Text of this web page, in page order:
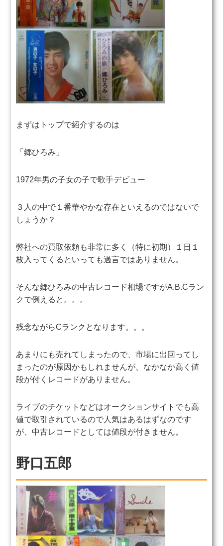
まずはトップで紹介するのは
「郷ひろみ」
1972年男の子女の子で歌手デビュー
３人の中で１番華やかな存在といえるのではないで
しょうか？
弊社への買取依頼も非常に多く（特に初期）１日１
枚入ってくるといっても過言ではありません。
そんな郷ひろみの中古レコード相場ですがA.B.Cラン
クで例えると。。。
残念ながらCランクとなります。。。
あまりにも売れてしまったので、市場に出回ってし
まったのが原因かもしれませんが、なかなか高く値
段が付くレコードがありません。
ライブのチケットなどはオークションサイトでも高
値で取引されているので 人気はあるはずなのです
が、中古レコードとしては値段が付きません。
野口五郎